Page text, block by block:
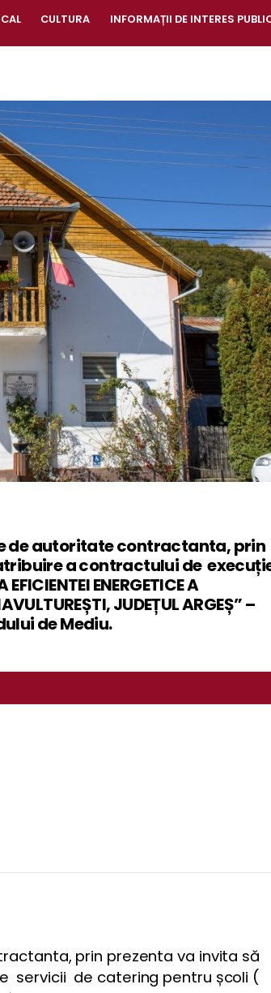
CULTURA INFORMAȚII DE INTERES
de autoritate contractanta, prin
a contractului de
ENERGETICE A
JUDEȚUL ARGEȘ” –
de Mediu.
prin prezenta va invita să
servicii de catering pentru școli (